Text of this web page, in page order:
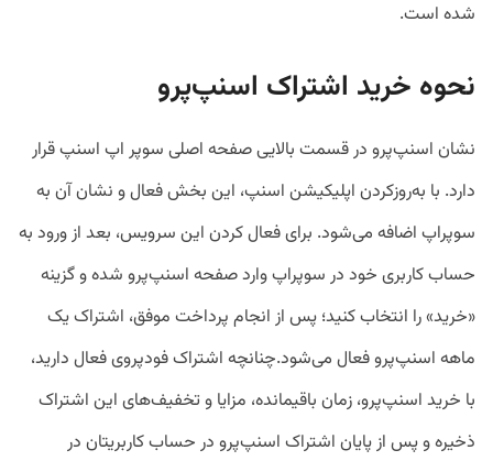
شده است.
نحوه‌ خرید اشتراک اسنپ‌پرو
نشان اسنپ‌پرو در قسمت بالایی صفحه اصلی سوپر اپ اسنپ قرار
دارد. با به‌روزکردن اپلیکیشن اسنپ، این بخش فعال و نشان آن به
سوپراپ اضافه می‌شود. برای فعال کردن این سرویس، بعد از ورود به
حساب کاربری خود در سوپراپ وارد صفحه‌ اسنپ‌پرو شده و گزینه
«خرید» را انتخاب کنید؛ پس از انجام پرداخت موفق، اشتراک یک
ماهه‌ اسنپ‌پرو فعال می‌شود.چنانچه اشتراک فودپروی فعال دارید،
با خرید اسنپ‌پرو، زمان باقیمانده، مزایا و تخفیف‌های این اشتراک
ذخیره و پس از پایان اشتراک اسنپ‌پرو در حساب کاربریتان در